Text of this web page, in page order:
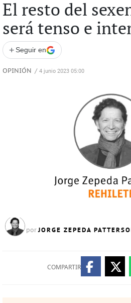
El resto del
será tenso e
+ Seguir en
OPINIÓN / 4 junio 2023 05:00
porJORGE ZEPEDA
COMPARTIR